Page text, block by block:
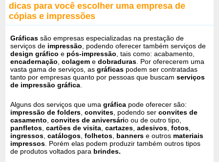
dicas para você escolher uma empresa de
cópias e impressões
Gráficassão empresas especializadas na prestação de
serviços de impressão , podendo oferecer também serviços de
design gráfico e pós-impressão , tais como: acabamento,
encadernação ,colagemedobraduras . Por oferecerem uma
vasta gama de serviços, asgráficas podem ser contratadas
tanto por empresas quanto por pessoas que buscam serviços
de impressão gráfica
Alguns dos serviços que umagráfica pode oferecer são:
impressão de folders ,convites , podendo serconvites de
casamento ,convites de aniversário ou de outro tipo,
panfletos ,cartões de visita ,cartazes ,adesivos ,fotos
ingressos ,catálogos ,folhetos bannerse outros materiais
impressos . Porém elas podem produzir também outros tipos
de produtos voltados para brindes.